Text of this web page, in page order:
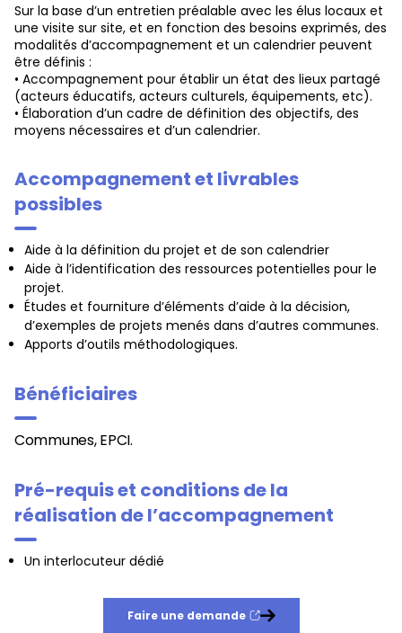
Sur la base d’un entretien préalable avec les élus locaux et
une visite sur site, et en fonction des besoins exprimés, des
modalités d’accompagnement et un calendrier peuvent
être définis :
• Accompagnement pour établir un état des lieux partagé
(acteurs éducatifs, acteurs culturels, équipements, etc).
• Élaboration d’un cadre de définition des objectifs, des
moyens nécessaires et d’un calendrier.
Accompagnement et livrables
possibles
Aide à la définition du projet et de son calendrier
Aide à l’identification des ressources potentielles pour le
projet.
Études et fourniture d’éléments d’aide à la décision,
d’exemples de projets menés dans d’autres communes.
Apports d’outils méthodologiques.
Bénéficiaires
Communes, EPCI.
Pré-requis et conditions de la
réalisation de l’accompagnement
Un interlocuteur dédié
Faire une demande
Nouvelle fenêtre